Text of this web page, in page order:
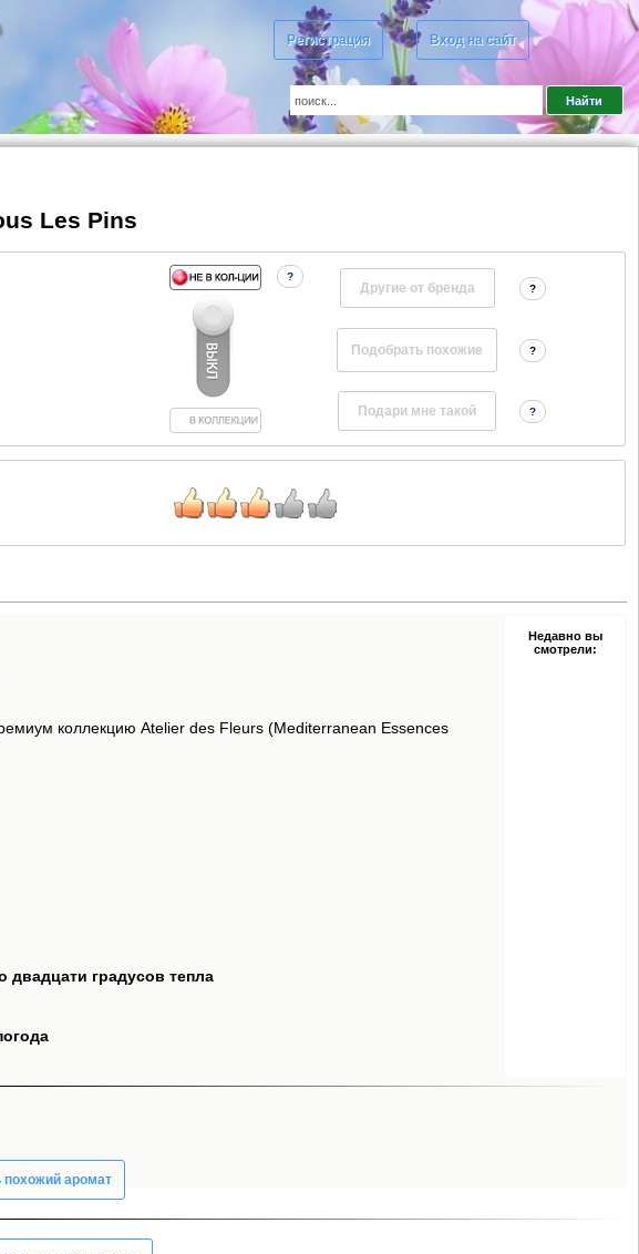
Регистрация Вход на сайт
Les Pins
?
Другие от бренда ?
?
?
коллекцию Atelier des Fleurs (Mediterranean Essences
двадцати градусов тепла
Недавно вы
смотрели:
похожий аромат